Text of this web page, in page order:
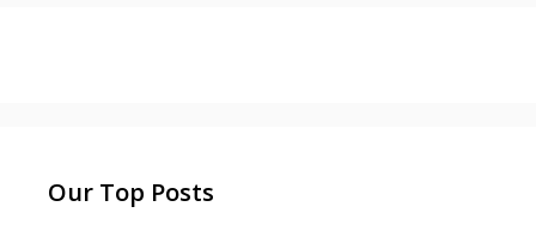
Our Top Posts